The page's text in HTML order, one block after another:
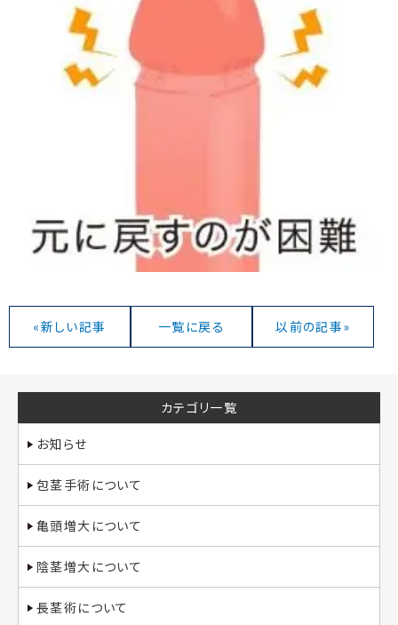
«新しい記事 一覧に戻る 以前の記事»
カテゴリ一覧
お知らせ
包茎手術について
亀頭増大について
陰茎増大について
長茎術について